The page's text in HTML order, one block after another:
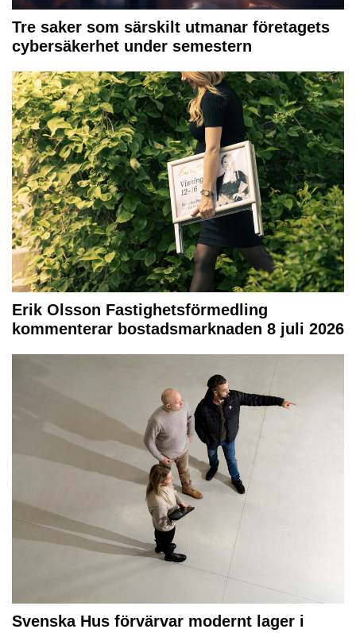
Tre saker som särskilt utmanar företagets
cybersäkerhet under semestern
Erik Olsson Fastighetsförmedling
kommenterar bostadsmarknaden 8 juli 2026
Svenska Hus förvärvar modernt lager i